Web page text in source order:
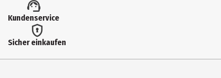
1. Auflage
Kundenservice
Sicher einkaufen